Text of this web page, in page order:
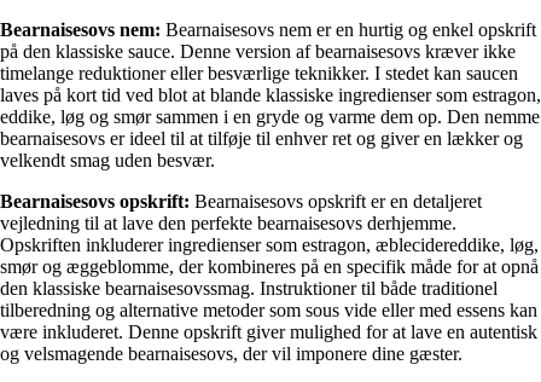
Bearnaisesovs nem: Bearnaisesovs nem er en hurtig og enkel opskrift
på den klassiske sauce. Denne version af bearnaisesovs kræver ikke
timelange reduktioner eller besværlige teknikker. I stedet kan saucen
laves på kort tid ved blot at blande klassiske ingredienser som estragon,
eddike, løg og smør sammen i en gryde og varme dem op. Den nemme
bearnaisesovs er ideel til at tilføje til enhver ret og giver en lækker og
velkendt smag uden besvær.
Bearnaisesovs opskrift: Bearnaisesovs opskrift er en detaljeret
vejledning til at lave den perfekte bearnaisesovs derhjemme.
Opskriften inkluderer ingredienser som estragon, æblecidereddike, løg,
smør og æggeblomme, der kombineres på en specifik måde for at opnå
den klassiske bearnaisesovssmag. Instruktioner til både traditionel
tilberedning og alternative metoder som sous vide eller med essens kan
være inkluderet. Denne opskrift giver mulighed for at lave en autentisk
og velsmagende bearnaisesovs, der vil imponere dine gæster.